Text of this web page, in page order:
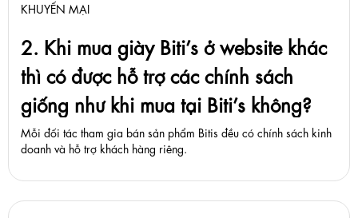
KHUYẾN MẠI
2. Khi mua giày Biti’s ở website khác
thì có được hỗ trợ các chính sách
giống như khi mua tại Biti’s không?
Mỗi đối tác tham gia bán sản phẩm Bitis đều có chính sách kinh
doanh và hỗ trợ khách hàng riêng.